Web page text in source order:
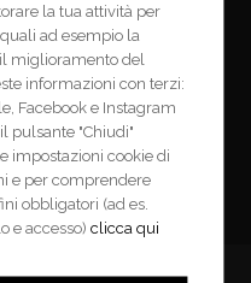
la tua attività per
ad esempio la
miglioramento del
informazioni con terzi:
Facebook e Instagram
pulsante "Chiudi"
impostazioni cookie di
e per comprendere
obbligatori (ad es.
e accesso)clicca qui